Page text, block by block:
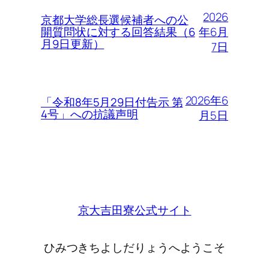
京都大学総長選候補者への公
開質問状に対する回答結果（6
月9日更新）
2026
年6月
7日
「令和8年5月29日付告示 第
4号」への抗議声明
2026年6
月5日
京大吉田寮公式サイト
ひみつきちよしだりょうへようこそ